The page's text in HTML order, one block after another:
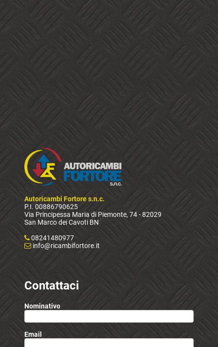
Autoricambi Fortore s.n.c.
P.I. 00886790625
Via Principessa Maria di Piemonte, 74 - 82029
San Marco dei Cavoti BN
08241480977
info@ricambifortore.it
Contattaci
Nominativo
Email